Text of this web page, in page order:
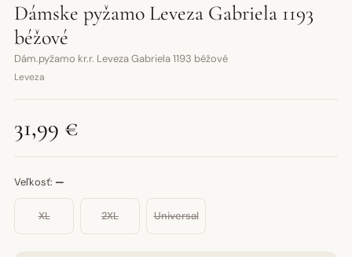
Dámske pyžamo Leveza Gabriela 1193
béžové
Dám.pyžamo kr.r. Leveza Gabriela 1193 béžové
Leveza
31,99 €
Veľkosť: —
XL 2XL Universal